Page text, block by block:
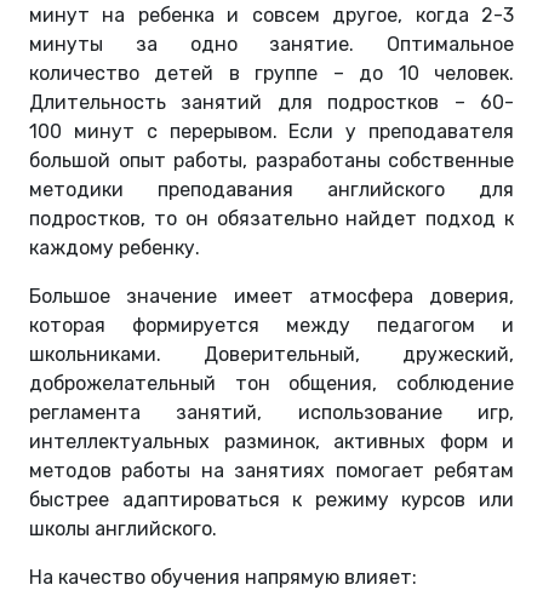
минут на ребенка и совсем другое, когда 2-3
минуты за одно занятие. Оптимальное
количество детей в группе – до 10 человек.
Длительность занятий для подростков – 60-
100 минут с перерывом. Если у преподавателя
большой опыт работы, разработаны собственные
методики преподавания английского для
подростков, то он обязательно найдет подход к
каждому ребенку.
Большое значение имеет атмосфера доверия,
которая формируется между педагогом и
школьниками. Доверительный, дружеский,
доброжелательный тон общения, соблюдение
регламента занятий, использование игр,
интеллектуальных разминок, активных форм и
методов работы на занятиях помогает ребятам
быстрее адаптироваться к режиму курсов или
школы английского.
На качество обучения напрямую влияет: